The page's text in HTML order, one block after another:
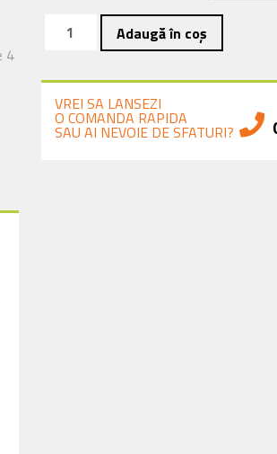
Cantitate
U
din
aluminiu
Adaugă în coș
VREI SA LANSEZI
O COMANDA RAPIDA
SAU AI NEVOIE DE SFATURI?